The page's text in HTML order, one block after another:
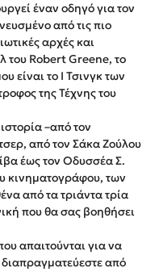
έναν οδηγό για τον
από τις πιο
αρχές και
του Robert Greene, το
είναι το Ι Τσινγκ των
της Τέχνης του
–από τον
από τον Σάκα Ζούλου
έως τον Οδυσσέα Σ.
κινηματογράφου, των
από τα τριάντα τρία
που θα σας βοηθήσει
απαιτούνται για να
από